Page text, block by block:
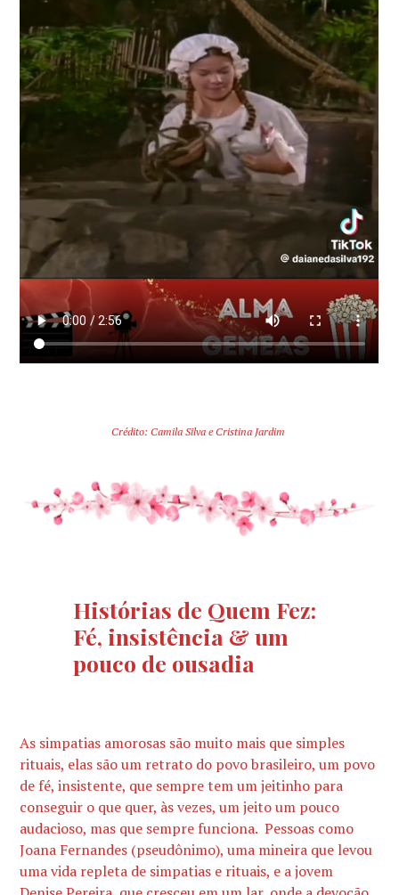
Crédito: Camila Silva e Cristina Jardim
Histórias de Quem Fez:
Fé, insistência & um
pouco de ousadia
As simpatias amorosas são muito mais que simples
rituais, elas são um retrato do povo brasileiro, um povo
de fé, insistente, que sempre tem um jeitinho para
conseguir o que quer, às vezes, um jeito um pouco
audacioso, mas que sempre funciona. Pessoas como
Joana Fernandes (pseudônimo), uma mineira que levou
uma vida repleta de simpatias e rituais, e a jovem